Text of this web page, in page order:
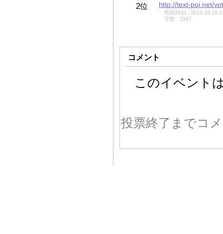
2位 http://text-poi.net/
投稿時刻 : 2013.10.19
字数 : 2997
コメント
このイベント
投票終了までコ